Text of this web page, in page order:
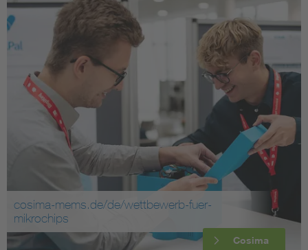
cosima-mems.de/de/wettbewerb-fuer-
mikrochips
Cosima